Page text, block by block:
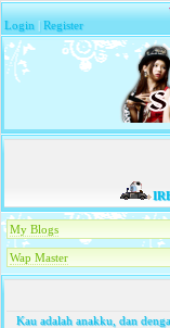
Login |Register
My Blogs
Wap Master
Kau adalah anakku, dan